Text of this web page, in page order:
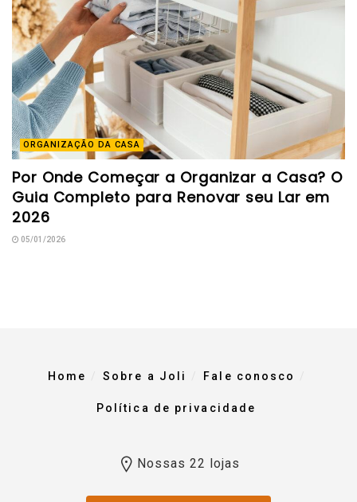
ORGANIZAÇÃO DA CASA
Por Onde Começar a Organizar a Casa? O
Guia Completo para Renovar seu Lar em
2026
05/01/2026
Home Sobre a Joli Fale conosco
Política de privacidade
Nossas 22 lojas